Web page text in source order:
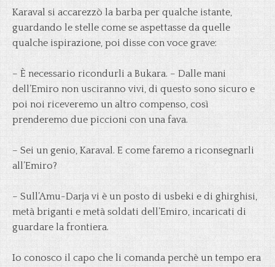
Karaval si accarezzò la barba per qualche istante,
guardando le stelle come se aspettasse da quelle
qualche ispirazione, poi disse con voce grave:
– È necessario ricondurli a Bukara. – Dalle mani
dell’Emiro non usciranno vivi, di questo sono sicuro e
poi noi riceveremo un altro compenso, così
prenderemo due piccioni con una fava.
– Sei un genio, Karaval. E come faremo a riconsegnarli
all’Emiro?
– Sull’Amu-Darja vi è un posto di usbeki e di ghirghisi,
metà briganti e metà soldati dell’Emiro, incaricati di
guardare la frontiera.
Io conosco il capo che li comanda perchè un tempo era